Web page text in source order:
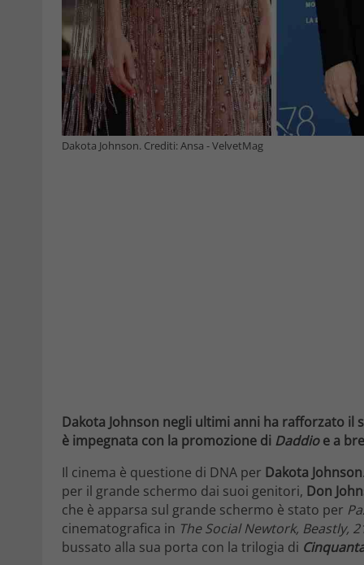
Dakota Johnson. Crediti: Ansa - VelvetMag
Dakota Johnson negli ultimi anni ha rafforzato il
è impegnata con la promozione di Daddioe a
Il cinema è questione di DNA per Dakota Johnson
per il grande schermo dai suoi genitori, Don
che è apparsa sul grande schermo è stato per
cinematografica in The Social Newtork, Beastly,
bussato alla sua porta con la trilogia di